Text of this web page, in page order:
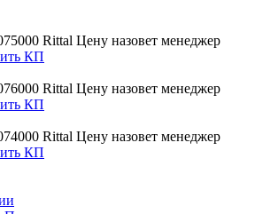
Rittal Цену назовет менеджер
КП
Rittal Цену назовет менеджер
КП
Rittal Цену назовет менеджер
КП